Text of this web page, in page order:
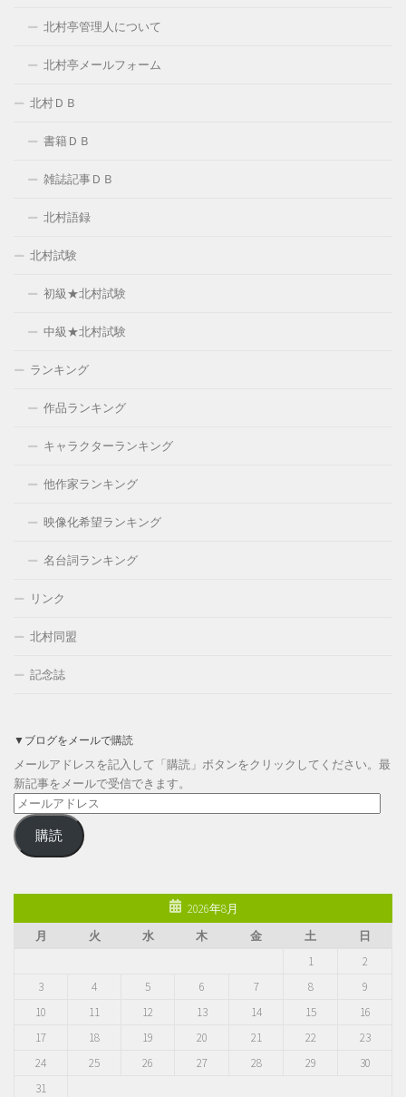
北村亭管理人について
北村亭メールフォーム
北村ＤＢ
書籍ＤＢ
雑誌記事ＤＢ
北村語録
北村試験
初級★北村試験
中級★北村試験
ランキング
作品ランキング
キャラクターランキング
他作家ランキング
映像化希望ランキング
名台詞ランキング
リンク
北村同盟
記念誌
▼ブログをメールで購読
メールアドレスを記入して「購読」ボタンをクリックしてください。最
新記事をメールで受信できます。
メ
ー
ル
ア
レ
購読
2026年8月
月
火 水 木 金 土
日
1
2
3
4 5 6 7 8
9
10
11 12 13 14 15
16
17
18 19 20 21 22
23
24
25 26 27 28 29
30
31